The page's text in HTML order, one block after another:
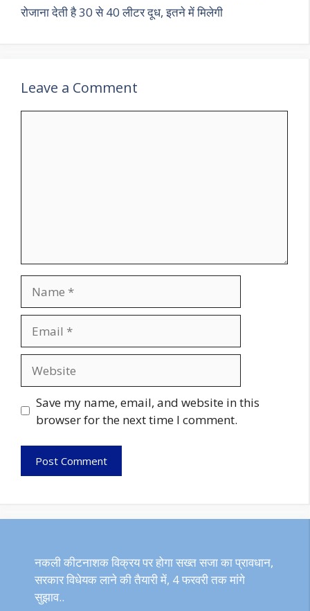
रोजाना देती है 30 से 40 लीटर दूध, इतने में मिलेगी
Leave a Comment
Save my name, email, and website in this
browser for the next time I comment.
नकली कीटनाशक विक्रय पर होगा सख्त सजा का प्रावधान,
सरकार विधेयक लाने की तैयारी में, 4 फरवरी तक मांगे
सुझाव..